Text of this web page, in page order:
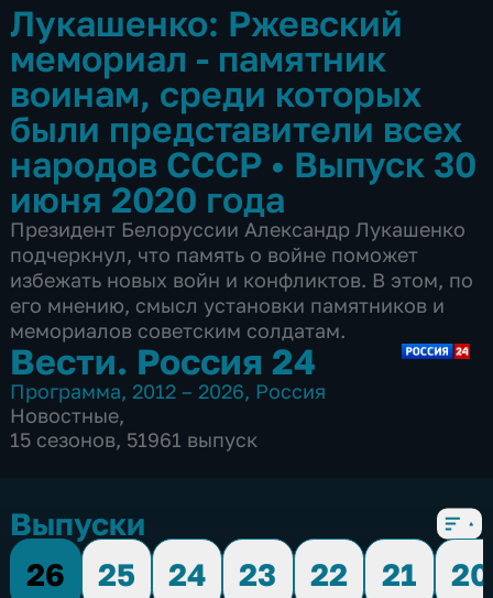
Лукашенко: Ржевский
мемориал - памятник
воинам, среди которых
были представители всех
народов СССР • Выпуск 30
июня 2020 года
Президент Белоруссии Александр Лукашенко
подчеркнул, что память о войне поможет
избежать новых войн и конфликтов. В этом, по
его мнению, смысл установки памятников и
мемориалов советским солдатам.
Вести. Россия 24
Программа, 2012 – 2026, Россия
Новостные,
15 сезонов, 51961 выпуск
Выпуски
26
25 24 23 22 21
20